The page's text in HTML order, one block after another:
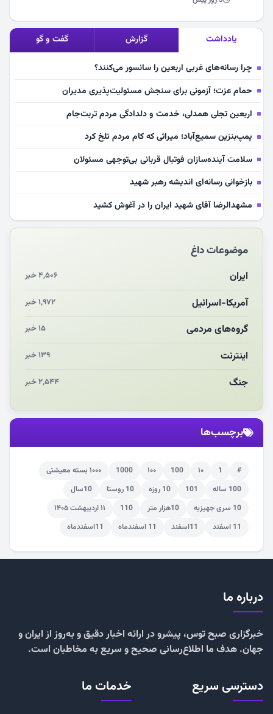
یادداشت گزارش گفت و گو
چرا رسانه‌های غربی اربعین را سانسور می‌کنند؟
حمام عزت؛ آزمونی برای سنجش مسئولیت‌پذیری مدیران
اربعین تجلی همدلی، خدمت و دلدادگی مردم تربت‌جام
پمپ‌بنزین سمیع‌آباد؛ میراثی که کام مردم تلخ کرد
سلامت آینده‌سازان فوتبال قربانی بی‌توجهی مسئولان
بازخوانی رسانه‌ای اندیشه رهبر شهید
مشهدالرضا آقای شهید ایران را در آغوش کشید
مکن ای صبح طلوع
چرایی «استقبال از آقای ایران»
انقلاب مردمی و مردم انقلابی
مرگ خاموش زیست‌محیطی در منطقه تربت‌جام
چو‌ن‌وچرا در «علی‌الاصول» یا انتظار برای تحقق شروط
موضوعات داغ
ایران ۴,۵۰۶ خبر
آمریکا-اسرائیل ۱,۹۷۲ خبر
گروه‌های مردمی ۱۵ خبر
اینترنت ۱۳۹ خبر
جنگ ۲,۵۴۴ خبر
برچسب‌ها
#
1 ۱۰ 100 ۱۰۰ 1000
۱۰۰۰ بسته معیشتی
100 ساله
101 10 روزه 10 روستا
10سال
10 سری جهیزیه
10هزار متر 110
۱۱ اردیبهشت ۱۴۰۵
11 اسفند
11اسفند 11 اسفندماه 11اسفندماه
درباره ما
خبرگزاری صبح توس، پیشرو در ارائه اخبار دقیق و به‌روز از ایران و
جهان. هدف ما اطلاع‌رسانی صحیح و سریع به مخاطبان است.
دسترسی سریع خدمات ما